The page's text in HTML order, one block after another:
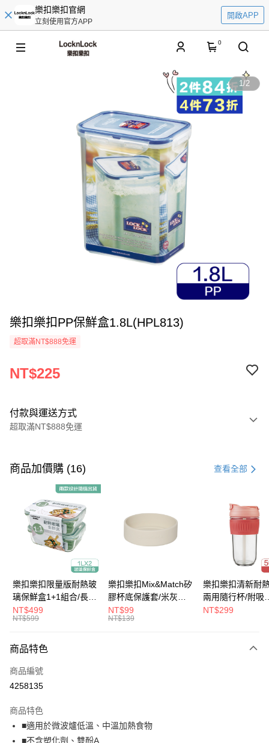
樂扣樂扣官網
立刻使用官方APP
開啟APP
0
1/2
樂扣樂扣PP保鮮盒1.8L(HPL813)
超取滿NT$888免運
NT$225
付款與運送方式
超取滿NT$888免運
信用卡一次付款
Apple Pay
街口支付
大哥付你分期
相關說明
【大哥付你分期使用說明】
1.本服務由台灣大哥大提供，台灣大哥大用戶可立即使用無須另外申請。
成交易。
4.訂單成立30分鐘內，如未前往確認交易或遇審核未通過，訂單將自動取
消。如遇「轉專審核」未通過狀況，表示未達大哥付你分期系統評分，恕無
1.分期款項不併入電信帳單，「大哥付你分期」於每月結算日後寄送繳費提
醒簡訊。
2.透過簡訊連結打開帳單後，可選擇「超商條碼／台灣大直營門市／銀行轉
ATM付款
運送方式
付款後全家取貨
每筆NT$80，滿NT$888(含以上)免運費
每筆NT$80，滿NT$888(含以上)免運費
商品加價購 (16) 查看全部
樂扣樂扣限量版耐熱玻
璃保鮮盒1+1組合/長方
形/1L(LLG445KKSP2-
01)
NT$499
NT$599
樂扣樂扣Mix&Match矽
膠杯底保護套/米灰
(BOTTOM-
LHC4343BEG)
NT$99
NT$139
樂扣樂扣清新耐
兩用隨行杯/附吸
管/500ml/粉
NT$299
商品特色
商品編號
4258135
商品特色
■適用於微波爐低溫、中溫加熱食物
■不含塑化劑、雙酚A